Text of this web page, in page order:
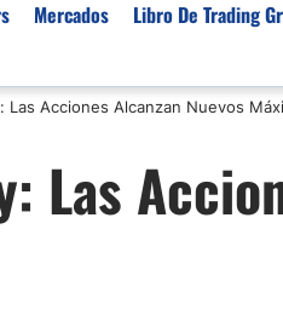
Mercados Libro De Trading
Las Acciones Alcanzan Nuevos
Las